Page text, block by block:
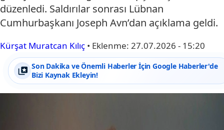
düzenledi. Saldırılar sonrası Lübnan
Cumhurbaşkanı Joseph Avn’dan açıklama geldi.
Kürşat Muratcan Kılıç • Eklenme: 27.07.2026 - 15:20
Son Dakika ve Önemli Haberler İçin Google Haberler'de
Bizi Kaynak Ekleyin!